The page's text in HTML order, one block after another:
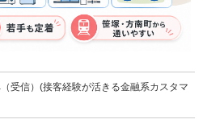
受信）(接客経験が活きる金融系カスタマ